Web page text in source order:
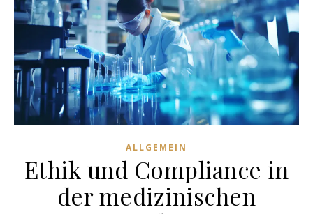
ALLGEMEIN
Ethik und Compliance in
der medizinischen